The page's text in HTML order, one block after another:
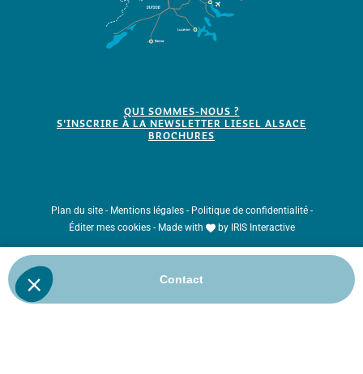
Contact
QUI SOMMES-NOUS ?
S'INSCRIRE À LA NEWSLETTER LIESEL ALSACE
BROCHURES
Plan du site - Mentions légales - Politique de confidentialité -
Éditer mes cookies - Made with by IRIS Interactive
conditions d'utilisationde Google s'appliquent.